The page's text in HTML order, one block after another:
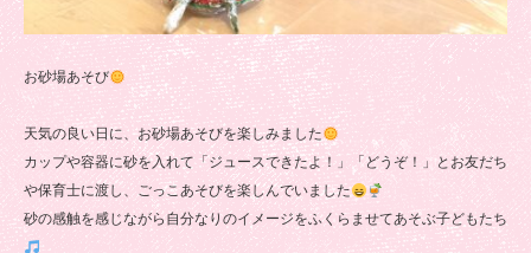
お砂場あそび
天気の良い日に、お砂場あそびを楽しみました
カップや容器に砂を入れて「ジュースできたよ！」「どうぞ！」とお友だち
や保育士に渡し、ごっこあそびを楽しんでいました
砂の感触を感じながら自分なりのイメージをふくらませてあそぶ子どもたち